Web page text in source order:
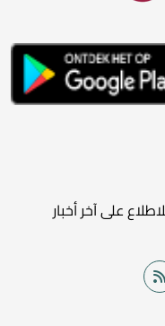
على آخر أخبار